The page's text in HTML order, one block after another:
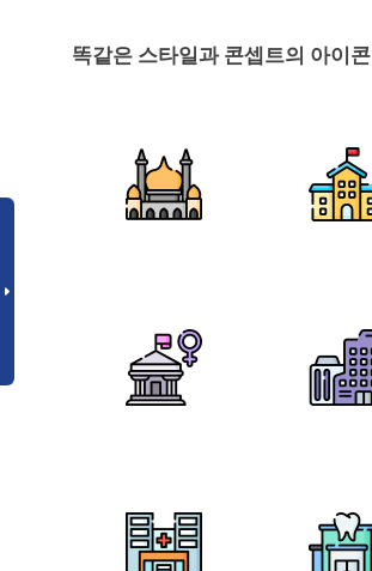
똑같은 스타일과 콘셉트의 아이콘